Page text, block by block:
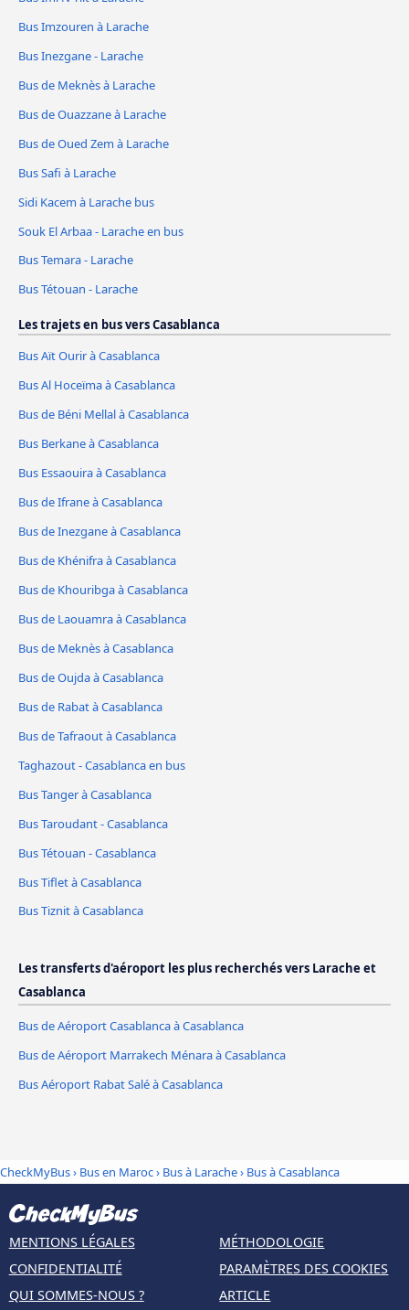
Bus Imzouren à Larache
Bus Inezgane - Larache
Bus de Meknès à Larache
Bus de Ouazzane à Larache
Bus de Oued Zem à Larache
Bus Safi à Larache
Sidi Kacem à Larache bus
Souk El Arbaa - Larache en bus
Bus Temara - Larache
Bus Tétouan - Larache
Les trajets en bus vers Casablanca
Bus Aït Ourir à Casablanca
Bus Al Hoceïma à Casablanca
Bus de Béni Mellal à Casablanca
Bus Berkane à Casablanca
Bus Essaouira à Casablanca
Bus de Ifrane à Casablanca
Bus de Inezgane à Casablanca
Bus de Khénifra à Casablanca
Bus de Khouribga à Casablanca
Bus de Laouamra à Casablanca
Bus de Meknès à Casablanca
Bus de Oujda à Casablanca
Bus de Rabat à Casablanca
Bus de Tafraout à Casablanca
Taghazout - Casablanca en bus
Bus Tanger à Casablanca
Bus Taroudant - Casablanca
Bus Tétouan - Casablanca
Bus Tiflet à Casablanca
Bus Tiznit à Casablanca
Les transferts d'aéroport les plus recherchés vers Larache et
Casablanca
Bus de Aéroport Casablanca à Casablanca
Bus de Aéroport Marrakech Ménara à Casablanca
Bus Aéroport Rabat Salé à Casablanca
CheckMyBus› Bus en Maroc› Bus à Larache› Bus à Casablanca
MENTIONS LÉGALES
CONFIDENTIALITÉ
QUI SOMMES-NOUS ?
MÉTHODOLOGIE
PARAMÈTRES DES COOKIES
ARTICLE